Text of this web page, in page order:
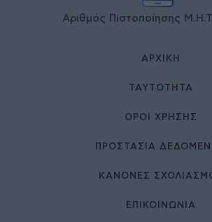
Αριθμός Πιστοποίησης
ΑΡΧΙΚΉ
ΤΑΥΤΌΤΗΤΑ
ΌΡΟΙ ΧΡΉΣΗΣ
ΠΡΟΣΤΑΣΙΑ
ΚΑΝΟΝΕΣ
ΕΠΙΚΟΙΝΩΝΊΑ